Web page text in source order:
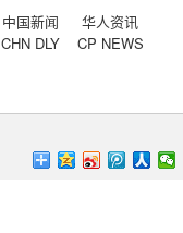
中国新闻
CHN DLY
华人资讯
CP NEWS